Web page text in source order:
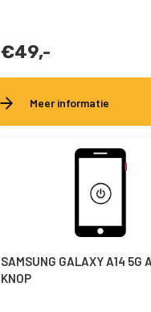
€49,-
Meer informatie
SAMSUNG GALAXY A14 5G
KNOP